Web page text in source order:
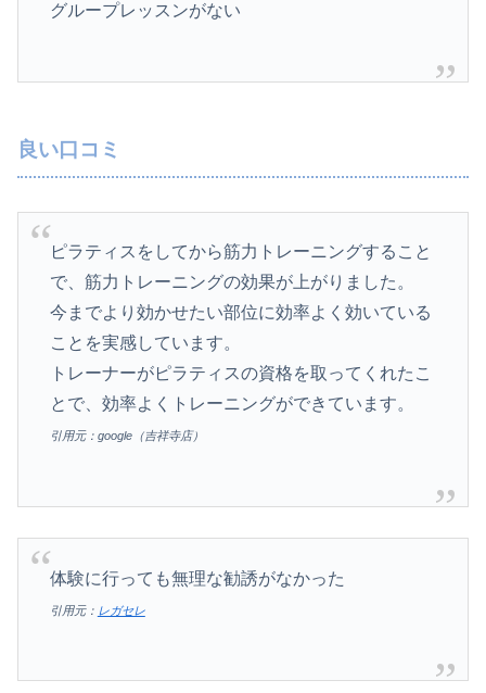
グループレッスンがない
良い口コミ
ピラティスをしてから筋力トレーニングすること
で、筋力トレーニングの効果が上がりました。
今までより効かせたい部位に効率よく効いている
ことを実感しています。
トレーナーがピラティスの資格を取ってくれたこ
とで、効率よくトレーニングができています。
引用元：google（吉祥寺店）
体験に行っても無理な勧誘がなかった
引用元： レガセレ